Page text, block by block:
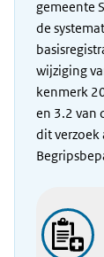
gemeente
de
wijziging
kenmerk
en 3.2 van
dit verzoek